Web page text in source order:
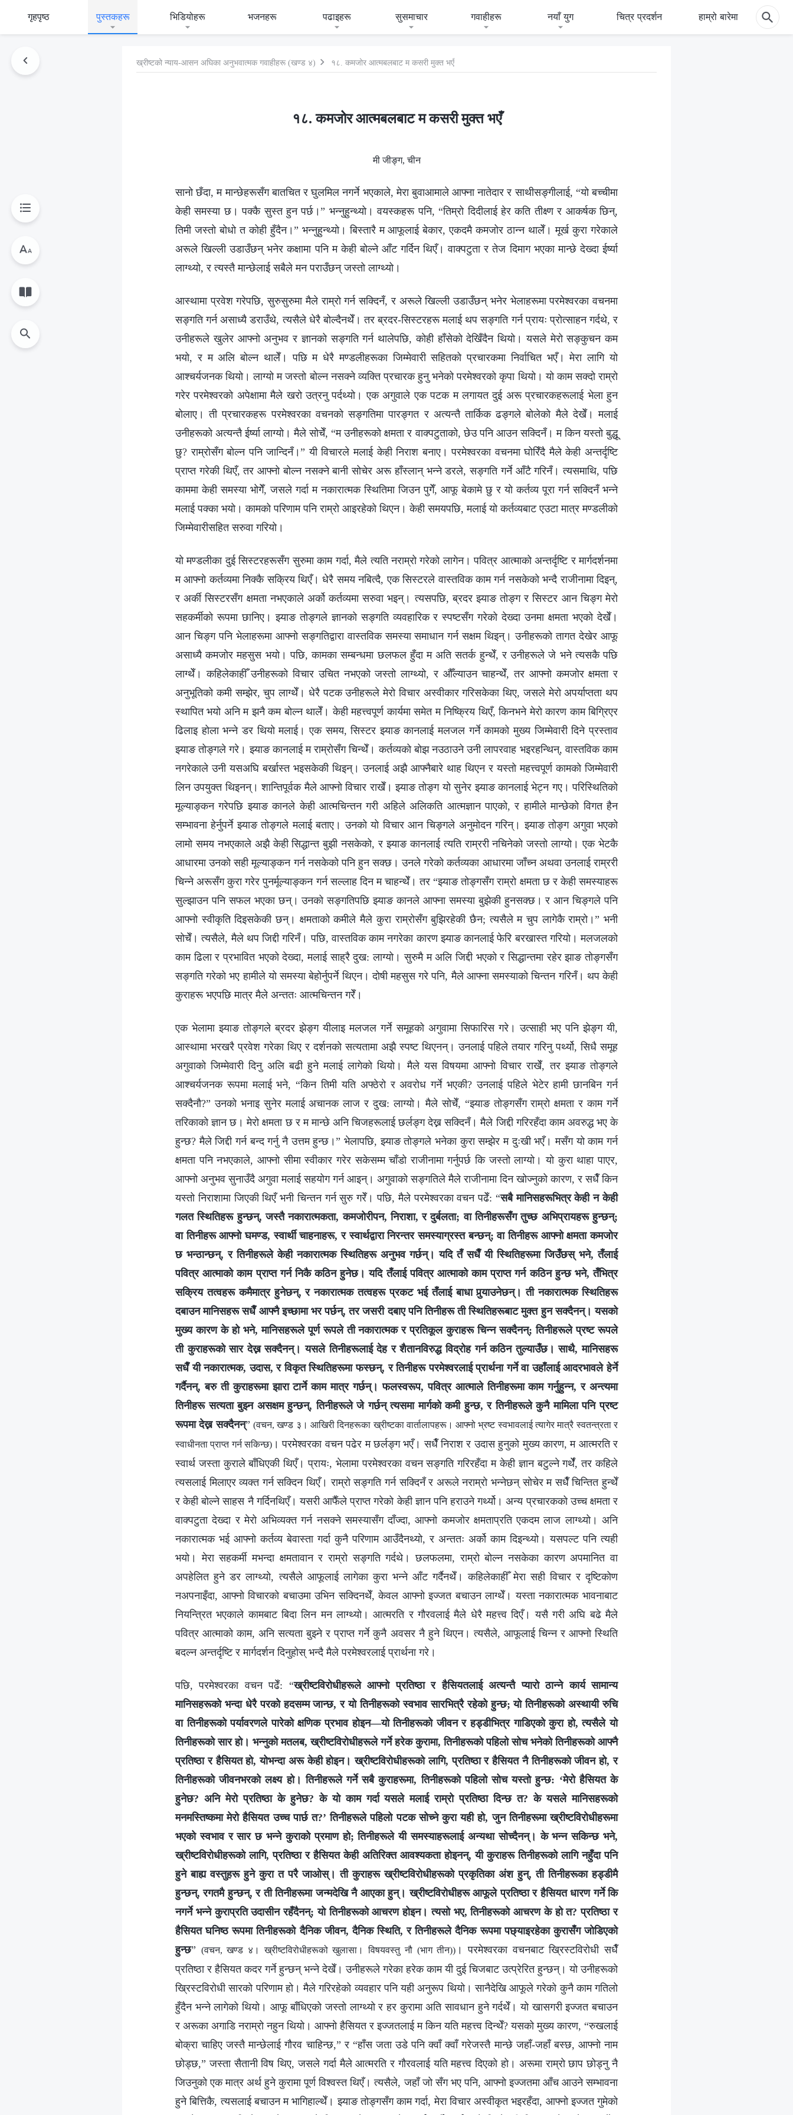
गृहपृष्ठ पुस्तकहरू भिडियोहरू भजनहरू पढाइहरू सुसमाचार गवाहीहरू नयाँ युग चित्र प्रदर्शन हाम्रो बारेमा
ख्रीष्‍टको न्याय-आसन अघिका अनुभवात्मक गवाहीहरू (खण्ड ४) १८. कमजोर आत्मबलबाट म कसरी मुक्त भएँ
१८. कमजोर आत्मबलबाट म कसरी मुक्त भएँ
मी जीङ्ग, चीन
सानो छँदा, म मान्छेहरूसँग बातचित र घुलमिल नगर्ने भएकाले, मेरा बुवाआमाले आफ्ना नातेदार र साथीसङ्गीलाई, “यो बच्चीमा
केही समस्या छ। पक्कै सुस्त हुन पर्छ।” भन्नुहुन्थ्यो। वयस्कहरू पनि, “तिम्रो दिदीलाई हेर कति तीक्ष्ण र आकर्षक छिन्,
तिमी जस्तो बोधो त कोही हुँदैन।” भन्नुहुन्थ्यो। बिस्तारै म आफूलाई बेकार, एकदमै कमजोर ठान्न थालेँ। मूर्ख कुरा गरेकाले
अरूले खिल्ली उडाउँछन् भनेर कक्षामा पनि म केही बोल्ने आँट गर्दिन थिएँ। वाक्पटुता र तेज दिमाग भएका मान्छे देख्दा ईर्ष्या
लाग्थ्यो, र त्यस्तै मान्छेलाई सबैले मन पराउँछन् जस्तो लाग्थ्यो।
आस्थामा प्रवेश गरेपछि, सुरुसुरुमा मैले राम्रो गर्न सक्दिनँ, र अरूले खिल्ली उडाउँछन् भनेर भेलाहरूमा परमेश्वरका वचनमा
सङ्गति गर्न असाध्यै डराउँथे, त्यसैले धेरै बोल्दैनथेँ। तर ब्रदर-सिस्टरहरू मलाई थप सङ्गति गर्न प्रायः प्रोत्साहन गर्दथे, र
उनीहरूले खुलेर आफ्नो अनुभव र ज्ञानको सङ्गति गर्न थालेपछि, कोही हाँसेको देखिँदैन थियो। यसले मेरो सङ्कुचन कम
भयो, र म अलि बोल्न थालेँ। पछि म धेरै मण्डलीहरूका जिम्मेवारी सहितको प्रचारकमा निर्वाचित भएँ। मेरा लागि यो
आश्चर्यजनक थियो। लाग्यो म जस्तो बोल्न नसक्ने व्यक्ति प्रचारक हुनु भनेको परमेश्वरको कृपा थियो। यो काम सक्दो राम्रो
गरेर परमेश्वरको अपेक्षामा मैले खरो उत्रनु पर्दथ्यो। एक अगुवाले एक पटक म लगायत दुई अरू प्रचारकहरूलाई भेला हुन
बोलाए। ती प्रचारकहरू परमेश्वरका वचनको सङ्गतिमा पारङ्गत र अत्यन्तै तार्किक ढङ्गले बोलेको मैले देखेँ। मलाई
उनीहरूको अत्यन्तै ईर्ष्या लाग्यो। मैले सोचेँ, “म उनीहरूको क्षमता र वाक्पटुताको, छेउ पनि आउन सक्दिनँ। म किन यस्तो बुद्धू
छु? राम्रोसँग बोल्न पनि जान्दिनँ।” यी विचारले मलाई केही निराश बनाए। परमेश्वरका वचनमा घोरिँदै मैले केही अन्तर्दृष्टि
प्राप्त गरेकी थिएँ, तर आफ्नो बोल्न नसक्ने बानी सोचेर अरू हाँस्लान् भन्ने डरले, सङ्गति गर्ने आँटै गरिनँ। त्यसमाथि, पछि
काममा केही समस्या भोगेँ, जसले गर्दा म नकारात्मक स्थितिमा जिउन पुगेँ, आफू बेकामे छु र यो कर्तव्य पूरा गर्न सक्दिनँ भन्ने
मलाई पक्का भयो। कामको परिणाम पनि राम्रो आइरहेको थिएन। केही समयपछि, मलाई यो कर्तव्यबाट एउटा मात्र मण्डलीको
जिम्मेवारीसहित सरुवा गरियो।
यो मण्डलीका दुई सिस्टरहरूसँग सुरुमा काम गर्दा, मैले त्यति नराम्रो गरेको लागेन। पवित्र आत्माको अन्तर्दृष्टि र मार्गदर्शनमा
म आफ्नो कर्तव्यमा निक्कै सक्रिय थिएँ। धेरै समय नबित्दै, एक सिस्टरले वास्तविक काम गर्न नसकेको भन्दै राजीनामा दिइन्,
र अर्की सिस्टरसँग क्षमता नभएकाले अर्को कर्तव्यमा सरुवा भइन्। त्यसपछि, ब्रदर झ्याङ तोङ्ग र सिस्टर आन चिङ्ग मेरो
सहकर्मीको रूपमा छानिए। झ्याङ तोङ्गले ज्ञानको सङ्गति व्यवहारिक र स्पष्टसँग गरेको देख्दा उनमा क्षमता भएको देखेँ।
आन चिङ्ग पनि भेलाहरूमा आफ्नो सङ्गतिद्वारा वास्तविक समस्या समाधान गर्न सक्षम थिइन्। उनीहरूको तागत देखेर आफू
असाध्यै कमजोर महसुस भयो। पछि, कामका सम्बन्धमा छलफल हुँदा म अति सतर्क हुन्थेँ, र उनीहरूले जे भने त्यसकै पछि
लाग्थेँ। कहिलेकाहीँ उनीहरूको विचार उचित नभएको जस्तो लाग्थ्यो, र औँल्याउन चाहन्थेँ, तर आफ्नो कमजोर क्षमता र
अनुभूतिको कमी सम्झेर, चुप लाग्थेँ। धेरै पटक उनीहरूले मेरो विचार अस्वीकार गरिसकेका थिए, जसले मेरो अपर्याप्तता थप
स्थापित भयो अनि म झनै कम बोल्न थालेँ। केही महत्त्वपूर्ण कार्यमा समेत म निष्क्रिय थिएँ, किनभने मेरो कारण काम बिग्रिएर
ढिलाइ होला भन्ने डर थियो मलाई। एक समय, सिस्टर झ्याङ कानलाई मलजल गर्ने कामको मुख्य जिम्मेवारी दिने प्रस्ताव
झ्याङ तोङ्गले गरे। झ्याङ कानलाई म राम्रोसँग चिन्थेँ। कर्तव्यको बोझ नउठाउने उनी लापरवाह भइरहन्थिन्, वास्तविक काम
नगरेकाले उनी यसअघि बर्खास्त भइसकेकी थिइन्। उनलाई अझै आफ्नैबारे थाह थिएन र यस्तो महत्त्वपूर्ण कामको जिम्मेवारी
लिन उपयुक्त थिइनन्। शान्तिपूर्वक मैले आफ्नो विचार राखेँ। झ्याङ तोङ्ग यो सुनेर झ्याङ कानलाई भेट्न गए। परिस्थितिको
मूल्याङ्कन गरेपछि झ्याङ कानले केही आत्मचिन्तन गरी अहिले अलिकति आत्मज्ञान पाएको, र हामीले मान्छेको विगत हैन
सम्भावना हेर्नुपर्ने झ्याङ तोङ्गले मलाई बताए। उनको यो विचार आन चिङ्गले अनुमोदन गरिन्। झ्याङ तोङ्ग अगुवा भएको
लामो समय नभएकाले अझै केही सिद्धान्त बुझी नसकेको, र झ्याङ कानलाई त्यति राम्ररी नचिनेको जस्तो लाग्यो। एक भेटकै
आधारमा उनको सही मूल्याङ्कन गर्न नसकेको पनि हुन सक्छ। उनले गरेको कर्तव्यका आधारमा जाँच्न अथवा उनलाई राम्ररी
चिन्ने अरूसँग कुरा गरेर पुनर्मूल्याङ्कन गर्न सल्लाह दिन म चाहन्थेँ। तर “झ्याङ तोङ्गसँग राम्रो क्षमता छ र केही समस्याहरू
सुल्झाउन पनि सफल भएका छन्। उनको सङ्गतिपछि झ्याङ कानले आफ्ना समस्या बुझेकी हुनसक्छ। र आन चिङ्गले पनि
आफ्नो स्वीकृति दिइसकेकी छन्। क्षमताको कमीले मैले कुरा राम्रोसँग बुझिरहेकी छैन; त्यसैले म चुप लागेकै राम्रो।” भनी
सोचेँ। त्यसैले, मैले थप जिद्दी गरिनँ। पछि, वास्तविक काम नगरेका कारण झ्याङ कानलाई फेरि बरखास्त गरियो। मलजलको
काम ढिला र प्रभावित भएको देख्दा, मलाई साह्रै दुख: लाग्यो। सुरुमै म अलि जिद्दी भएको र सिद्धान्तमा रहेर झाङ तोङ्गसँग
सङ्गति गरेको भए हामीले यो समस्या बेहोर्नुपर्ने थिएन। दोषी महसुस गरे पनि, मैले आफ्ना समस्याको चिन्तन गरिनँ। थप केही
कुराहरू भएपछि मात्र मैले अन्ततः आत्मचिन्तन गरेँ।
एक भेलामा झ्याङ तोङ्गले ब्रदर झेङ्ग यीलाइ मलजल गर्ने समूहको अगुवामा सिफारिस गरे। उत्साही भए पनि झेङ्ग यी,
आस्थामा भरखरै प्रवेश गरेका थिए र दर्शनको सत्यतामा अझै स्पष्ट थिएनन्। उनलाई पहिले तयार गरिनु पर्थ्यो, सिधै समूह
अगुवाको जिम्मेवारी दिनु अलि बढी हुने मलाई लागेको थियो। मैले यस विषयमा आफ्नो विचार राखेँ, तर झ्याङ तोङ्गले
आश्चर्यजनक रूपमा मलाई भने, “किन तिमी यति अफ्ठेरो र अवरोध गर्ने भएकी? उनलाई पहिले भेटेर हामी छानबिन गर्न
सक्दैनौ?” उनको भनाइ सुनेर मलाई अचानक लाज र दुख: लाग्यो। मैले सोचेँ, “झ्याङ तोङ्गसँग राम्रो क्षमता र काम गर्ने
तरिकाको ज्ञान छ। मेरो क्षमता छ र म मान्छे अनि चिजहरूलाई छर्लङ्ग देख्न सक्दिनँ। मैले जिद्दी गरिरहँदा काम अवरुद्ध भए के
हुन्छ? मैले जिद्दी गर्न बन्द गर्नु नै उत्तम हुन्छ।” भेलापछि, झ्याङ तोङ्गले भनेका कुरा सम्झेर म दुःखी भएँ। मसँग यो काम गर्न
क्षमता पनि नभएकाले, आफ्नो सीमा स्वीकार गरेर सकेसम्म चाँडो राजीनामा गर्नुपर्छ कि जस्तो लाग्यो। यो कुरा थाहा पाएर,
आफ्नो अनुभव सुनाउँदै अगुवा मलाई सहयोग गर्न आइन्। अगुवाको सङ्गतिले मैले राजीनामा दिन खोज्नुको कारण, र सधैँ किन
यस्तो निराशामा जिएकी थिएँ भनी चिन्तन गर्न सुरु गरेँ। पछि, मैले परमेश्वरका वचन पढेँ: “सबै मानिसहरूभित्र केही न केही
गलत स्थितिहरू हुन्छन्, जस्तै नकारात्मकता, कमजोरीपन, निराशा, र दुर्बलता; वा तिनीहरूसँग तुच्छ अभिप्रायहरू हुन्छन्;
वा तिनीहरू आफ्नो घमण्ड, स्वार्थी चाहनाहरू, र स्वार्थद्वारा निरन्तर समस्याग्रस्त बन्छन्; वा तिनीहरू आफ्नो क्षमता कमजोर
छ भन्ठान्छन्, र तिनीहरूले केही नकारात्मक स्थितिहरू अनुभव गर्छन्। यदि तँ सधैँ यी स्थितिहरूमा जिउँछस् भने, तँलाई
पवित्र आत्माको काम प्राप्त गर्न निकै कठिन हुनेछ। यदि तँलाई पवित्र आत्माको काम प्राप्त गर्न कठिन हुन्छ भने, तँभित्र
सक्रिय तत्वहरू कमैमात्र हुनेछन्, र नकारात्मक तत्वहरू प्रकट भई तँलाई बाधा पुर्‍याउनेछन्। ती नकारात्मक स्थितिहरू
दबाउन मानिसहरू सधैँ आफ्नै इच्छामा भर पर्छन्, तर जसरी दबाए पनि तिनीहरू ती स्थितिहरूबाट मुक्त हुन सक्दैनन्। यसको
मुख्य कारण के हो भने, मानिसहरूले पूर्ण रूपले ती नकारात्मक र प्रतिकूल कुराहरू चिन्‍न सक्दैनन्; तिनीहरूले प्रष्ट रूपले
ती कुराहरूको सार देख्न सक्दैनन्। यसले तिनीहरूलाई देह र शैतानविरुद्ध विद्रोह गर्न कठिन तुल्याउँछ। साथै, मानिसहरू
सधैँ यी नकारात्मक, उदास, र विकृत स्थितिहरूमा फस्छन्, र तिनीहरू परमेश्‍वरलाई प्रार्थना गर्ने वा उहाँलाई आदरभावले हेर्ने
गर्दैनन्, बरु ती कुराहरूमा झारा टार्ने काम मात्र गर्छन्। फलस्वरूप, पवित्र आत्माले तिनीहरूमा काम गर्नुहुन्न, र अन्त्यमा
तिनीहरू सत्यता बुझ्न असक्षम हुन्छन्, तिनीहरूले जे गर्छन् त्यसमा मार्गको कमी हुन्छ, र तिनीहरूले कुनै मामिला पनि प्रष्ट
रूपमा देख्न सक्दैनन्” (वचन, खण्ड ३। आखिरी दिनहरूका ख्रीष्टका वार्तालापहरू। आफ्‍नो भ्रष्ट स्वभावलाई त्यागेर मात्रै स्वतन्त्रता र
स्वाधीनता प्राप्त गर्न सकिन्छ) । परमेश्वरका वचन पढेर म छर्लङ्ग भएँ। सधैँ निराश र उदास हुनुको मुख्य कारण, म आत्मरति र
स्वार्थ जस्ता कुराले बाँधिएकी थिएँ। प्रायः, भेलामा परमेश्वरका वचन सङ्गति गरिरहँदा म केही ज्ञान बटुल्ने गर्थेँ, तर कहिले
त्यसलाई मिलाएर व्यक्त गर्न सक्दिन थिएँ। राम्रो सङ्गति गर्न सक्दिनँ र अरूले नराम्रो भन्नेछन् सोचेर म सधैँ चिन्तित हुन्थेँ
र केही बोल्ने साहस नै गर्दिनथिएँ। यसरी आफैँले प्राप्त गरेको केही ज्ञान पनि हराउने गर्थ्यो। अन्य प्रचारकको उच्च क्षमता र
वाक्पटुता देख्दा र मेरो अभिव्यक्त गर्न नसक्ने समस्यासँग दाँज्दा, आफ्नो कमजोर क्षमताप्रति एकदम लाज लाग्थ्यो। अनि
नकारात्मक भई आफ्नो कर्तव्य बेवास्ता गर्दा कुनै परिणाम आउँदैनथ्यो, र अन्ततः अर्को काम दिइन्थ्यो। यसपल्ट पनि त्यही
भयो। मेरा सहकर्मी मभन्दा क्षमतावान र राम्रो सङ्गति गर्दथे। छलफलमा, राम्रो बोल्न नसकेका कारण अपमानित वा
अपहेलित हुने डर लाग्थ्यो, त्यसैले आफूलाई लागेका कुरा भन्ने आँट गर्दैनथेँ। कहिलेकाहीँ मेरा सही विचार र दृष्टिकोण
नअपनाइँदा, आफ्नो विचारको बचाउमा उभिन सक्दिनथेँ, केवल आफ्नो इज्जत बचाउन लाग्थेँ। यस्ता नकारात्मक भावनाबाट
नियन्त्रित भएकाले कामबाट बिदा लिन मन लाग्थ्यो। आत्मरति र गौरवलाई मैले धेरै महत्त्व दिएँ। यसै गरी अघि बढे मैले
पवित्र आत्माको काम, अनि सत्यता बुझ्ने र प्राप्त गर्ने कुनै अवसर नै हुने थिएन। त्यसैले, आफूलाई चिन्न र आफ्नो स्थिति
बदल्न अन्तर्दृष्टि र मार्गदर्शन दिनुहोस् भन्दै मैले परमेश्वरलाई प्रार्थना गरे।
पछि, परमेश्वरका वचन पढेँ: “ख्रीष्टविरोधीहरूले आफ्नो प्रतिष्ठा र हैसियतलाई अत्यन्तै प्यारो ठान्ने कार्य सामान्य
मानिसहरूको भन्दा धेरै परको हदसम्म जान्छ, र यो तिनीहरूको स्वभाव सारभित्रै रहेको हुन्छ; यो तिनीहरूको अस्थायी रुचि
वा तिनीहरूको पर्यावरणले पारेको क्षणिक प्रभाव होइन—यो तिनीहरूको जीवन र हड्डीभित्र गाडिएको कुरा हो, त्यसैले यो
तिनीहरूको सार हो। भन्नुको मतलब, ख्रीष्टविरोधीहरूले गर्ने हरेक कुरामा, तिनीहरूको पहिलो सोच भनेको तिनीहरूको आफ्नै
प्रतिष्ठा र हैसियत हो, योभन्दा अरू केही होइन। ख्रीष्टविरोधीहरूको लागि, प्रतिष्ठा र हैसियत नै तिनीहरूको जीवन हो, र
तिनीहरूको जीवनभरको लक्ष्य हो। तिनीहरूले गर्ने सबै कुराहरूमा, तिनीहरूको पहिलो सोच यस्तो हुन्छ: ‘मेरो हैसियत के
हुनेछ? अनि मेरो प्रतिष्ठा के हुनेछ? के यो काम गर्दा यसले मलाई राम्रो प्रतिष्ठा दिन्छ त? के यसले मानिसहरूको
मनमस्तिष्कमा मेरो हैसियत उच्च पार्छ त?’ तिनीहरूले पहिलो पटक सोच्ने कुरा यही हो, जुन तिनीहरूमा ख्रीष्टविरोधीहरूमा
भएको स्वभाव र सार छ भन्ने कुराको प्रमाण हो; तिनीहरूले यी समस्याहरूलाई अन्यथा सोच्दैनन्। के भन्न सकिन्छ भने,
ख्रीष्टविरोधीहरूको लागि, प्रतिष्ठा र हैसियत केही अतिरिक्त आवश्यकता होइनन्, यी कुराहरू तिनीहरूको लागि नहुँदा पनि
हुने बाह्य वस्तुहरू हुने कुरा त परै जाओस्। ती कुराहरू ख्रीष्टविरोधीहरूको प्रकृतिका अंश हुन्, ती तिनीहरूका हड्डीमै
हुन्छन्, रगतमै हुन्छन्, र ती तिनीहरूमा जन्मदेखि नै आएका हुन्। ख्रीष्टविरोधीहरू आफूले प्रतिष्ठा र हैसियत धारण गर्ने कि
नगर्ने भन्ने कुराप्रति उदासीन रहँदैनन्; यो तिनीहरूको आचरण होइन। त्यसो भए, तिनीहरूको आचरण के हो त? प्रतिष्ठा र
हैसियत घनिष्ठ रूपमा तिनीहरूको दैनिक जीवन, दैनिक स्थिति, र तिनीहरूले दैनिक रूपमा पछ्याइरहेका कुरासँग जोडिएको
हुन्छ” (वचन, खण्ड ४। ख्रीष्टविरोधीहरूको खुलासा। विषयवस्तु नौ (भाग तीन)) । परमेश्वरका वचनबाट ख्रिस्टविरोधी सधैँ
प्रतिष्ठा र हैसियत कदर गर्ने हुन्छन् भन्ने देखेँ। उनीहरूले गरेका हरेक काम यी दुई चिजबाट उत्प्रेरित हुन्छन्। यो उनीहरूको
ख्रिस्टविरोधी सारको परिणाम हो। मैले गरिरहेको व्यवहार पनि यही अनुरूप थियो। सानैदेखि आफूले गरेको कुनै काम गतिलो
हुँदैन भन्ने लागेको थियो। आफू बाँधिएको जस्तो लाग्थ्यो र हर कुरामा अति सावधान हुने गर्दथेँ। यो खासगरी इज्जत बचाउन
र अरूका अगाडि नराम्रो नहुन थियो। आफ्नो हैसियत र इज्जतलाई म किन यति महत्त्व दिन्थेँ? यसको मुख्य कारण, “रुखलाई
बोक्रा चाहिए जस्तै मान्छेलाई गौरव चाहिन्छ,” र “हाँस जता उडे पनि क्वाँ क्वाँ गरेजस्तै मान्छे जहाँ-जहाँ बस्छ, आफ्नो नाम
छोड्छ,” जस्ता सैतानी विष थिए, जसले गर्दा मैले आत्मरति र गौरवलाई यति महत्त्व दिएको हो। अरूमा राम्रो छाप छोड्नु नै
जिउनुको एक मात्र अर्थ हुने कुरामा पूर्ण विश्वस्त थिएँ। त्यसैले, जहाँ जो सँग भए पनि, आफ्नो इज्जतमा आँच आउने सम्भावना
हुने बित्तिकै, त्यसलाई बचाउन म भागिहाल्थेँ। झ्याङ तोङ्गसँग काम गर्दा, मेरा विचार अस्वीकृत भइरहँदा, आफ्नो इज्जत गुमेको